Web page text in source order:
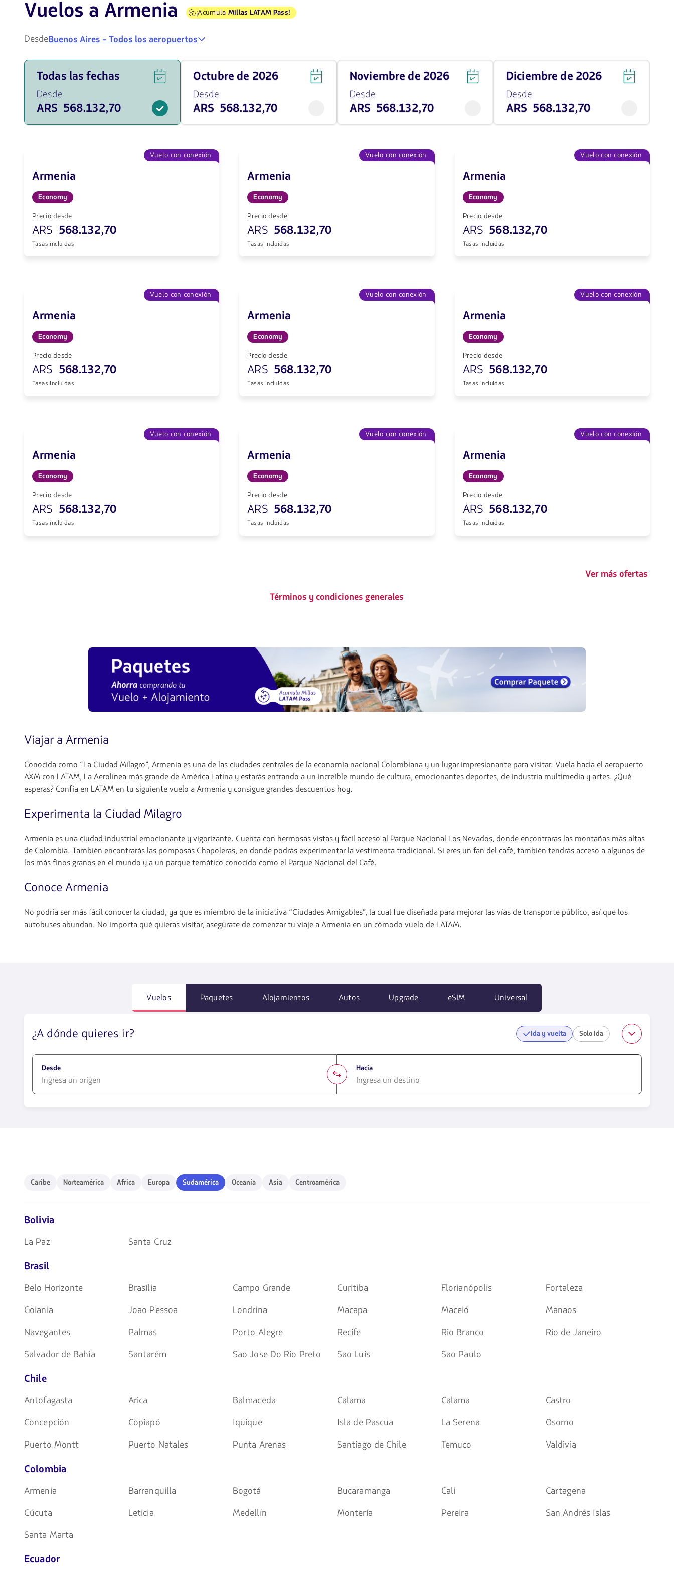
Vuelos a Armenia ¡Acumula Millas LATAM Pass!
DesdeBuenos Aires - Todos los aeropuertos
Ver
ofertas
de
vuelos
para
las
Todas las fechas
Desde
ARS 568.132,70
Viaja
en
octubre
de
2026
568132.7
octubre de 2026
Desde
ARS 568.132,70
Viaja
en
noviembre
de
2026
568132.7
noviembre de 2026
Desde
ARS 568.132,70
Viaja
en
diciembre
de
2026
568132.7
diciembre de 2026
Desde
ARS 568.132,70
Vuelo con conexión
Armenia
Economy
Precio desde
ARS 568.132,70
Tasas incluidas
Vuelo con conexión
Armenia
Economy
Precio desde
ARS 568.132,70
Tasas incluidas
Vuelo con conexión
Armenia
Economy
Precio desde
ARS 568.132,70
Tasas incluidas
Vuelo con conexión
Armenia
Economy
Precio desde
ARS 568.132,70
Tasas incluidas
Vuelo con conexión
Armenia
Economy
Precio desde
ARS 568.132,70
Tasas incluidas
Vuelo con conexión
Armenia
Economy
Precio desde
ARS 568.132,70
Tasas incluidas
Vuelo con conexión
Armenia
Economy
Precio desde
ARS 568.132,70
Tasas incluidas
Vuelo con conexión
Armenia
Economy
Precio desde
ARS 568.132,70
Tasas incluidas
Vuelo con conexión
Armenia
Economy
Precio desde
ARS 568.132,70
Tasas incluidas
Ver más ofertas
Términos y condiciones generales
Viajar a Armenia
Conocida como “La Ciudad Milagro”, Armenia es una de las ciudades centrales de la economía nacional Colombiana y un lugar impresionante para visitar. Vuela hacia el aeropuerto
AXM con LATAM, La Aerolínea más grande de América Latina y estarás entrando a un increíble mundo de cultura, emocionantes deportes, de industria multimedia y artes. ¿Qué
esperas? Confía en LATAM en tu siguiente vuelo a Armenia y consigue grandes descuentos hoy.
Experimenta la Ciudad Milagro
Armenia es una ciudad industrial emocionante y vigorizante. Cuenta con hermosas vistas y fácil acceso al Parque Nacional Los Nevados, donde encontraras las montañas más altas
de Colombia. También encontrarás las pomposas Chapoleras, en donde podrás experimentar la vestimenta tradicional. Si eres un fan del café, también tendrás acceso a algunos de
los más finos granos en el mundo y a un parque temático conocido como el Parque Nacional del Café.
Conoce Armenia
No podría ser más fácil conocer la ciudad, ya que es miembro de la iniciativa “Ciudades Amigables”, la cual fue diseñada para mejorar las vías de transporte público, así que los
autobuses abundan. No importa qué quieras visitar, asegúrate de comenzar tu viaje a Armenia en un cómodo vuelo de LATAM.
Vuelos Paquetes Alojamientos Autos Upgrade eSIM Universal
¿A dónde quieres ir? Ida y vuelta Solo ida
Desde
para
Hacia
para
Caribe
Caribe Norteamérica
Norteamérica Africa
Africa Europa
Europa Sudamérica
Sudamérica Oceanía
Oceanía Asia
Asia Centroamérica
Centroamérica
Bolivia
La Paz Santa Cruz
Brasil
Belo Horizonte Brasília Campo Grande Curitiba Florianópolis
Fortaleza
Goiania
Joao Pessoa Londrina Macapa Maceió
Manaos
Navegantes
Palmas Porto Alegre Recife Rio Branco
Río de Janeiro
Salvador de Bahía
Santarém Sao Jose Do Rio Preto Sao Luis Sao Paulo
Chile
Antofagasta Arica Balmaceda Calama Calama
Castro
Concepción
Copiapó Iquique Isla de Pascua La Serena
Osorno
Puerto Montt
Puerto Natales Punta Arenas Santiago de Chile Temuco Valdivia
Colombia
Armenia Barranquilla Bogotá Bucaramanga Cali
Cartagena
Cúcuta
Leticia Medellín Montería Pereira
San Andrés Islas
Santa Marta
Ecuador